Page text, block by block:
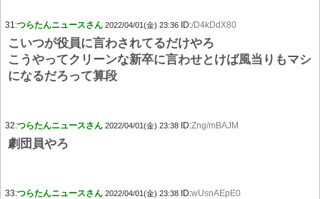
31:つらたんニュースさん 2022/04/01(金) 23:36 ID:/D4kDdX80
こいつが役員に言わされてるだけやろ
こうやってクリーンな新卒に言わせとけば風当りもマシ
になるだろって算段
32:つらたんニュースさん 2022/04/01(金) 23:38 ID:Zng/mBAJM
劇団員やろ
33:つらたんニュースさん 2022/04/01(金) 23:38 ID:wUsnAEpE0